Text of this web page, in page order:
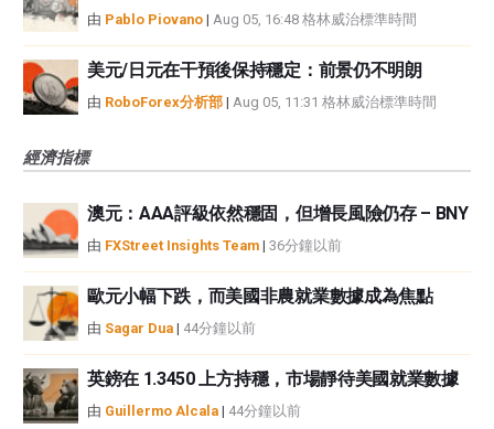
由 Pablo Piovano | Aug 05, 16:48 格林威治標準時間
美元/日元在干預後保持穩定：前景仍不明朗
由 RoboForex分析部 | Aug 05, 11:31 格林威治標準時間
經濟指標
澳元：AAA評級依然穩固，但增長風險仍存 – BNY
由 FXStreet Insights Team | 36分鐘以前
歐元小幅下跌，而美國非農就業數據成為焦點
由 Sagar Dua | 44分鐘以前
英鎊在 1.3450 上方持穩，市場靜待美國就業數據
由 Guillermo Alcala | 44分鐘以前